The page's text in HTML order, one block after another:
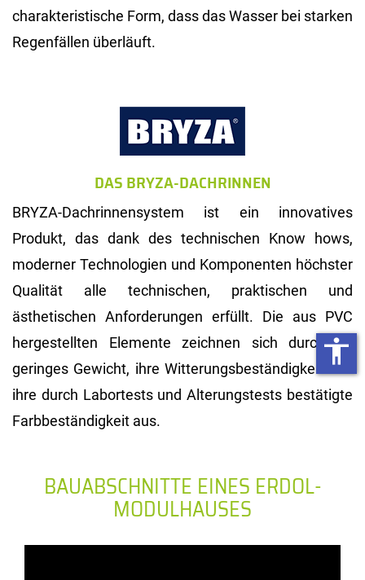
charakteristische Form, dass das Wasser bei starken
Regenfällen überläuft.
DAS BRYZA-DACHRINNEN
BRYZA-Dachrinnensystem ist ein innovatives
Produkt, das dank des technischen Know hows,
moderner Technologien und Komponenten höchster
Qualität alle technischen, praktischen und
ästhetischen Anforderungen erfüllt. Die aus PVC
hergestellten Elemente zeichnen sich durch ihr
geringes Gewicht, ihre Witterungsbeständigkeit und
ihre durch Labortests und Alterungstests bestätigte
Farbbeständigkeit aus.
BAUABSCHNITTE EINES ERDOL-
MODULHAUSES
accessibility